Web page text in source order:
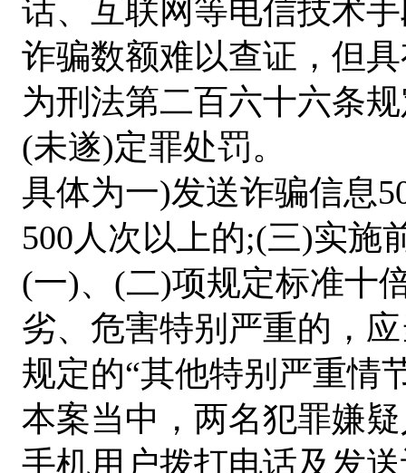
话、互联网等电信技术
诈骗数额难以查证，但
为刑法第二百六十六条
(未遂)定罪处罚。
具体为一)发送诈骗信息
500人次以上的;(三)实施
(一)、(二)项规定标准十
劣、危害特别严重的，
规定的“其他特别严重情
本案当中，两名犯罪嫌
手机用户拨打电话及发